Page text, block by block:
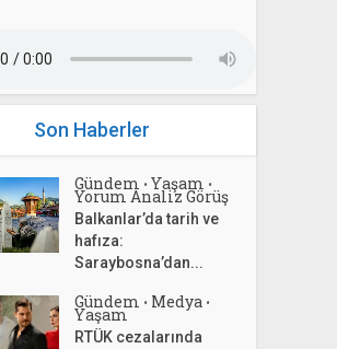
Son Haberler
Gündem • Yaşam •
Yorum Analiz Görüş
Balkanlar’da tarih ve
hafıza:
Saraybosna’dan...
Gündem • Medya •
Yaşam
RTÜK cezalarında